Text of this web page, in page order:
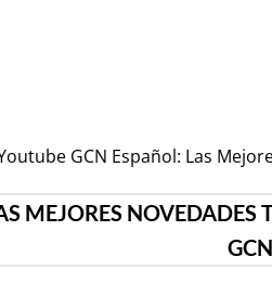
GCN Español: Las
MEJORES NOVEDADES